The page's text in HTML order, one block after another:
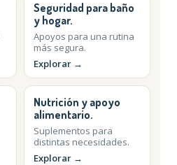
Seguridad para baño
y hogar.
Apoyos para una rutina
más segura.
Explorar →
Nutrición y apoyo
alimentario.
Suplementos para
distintas necesidades.
Explorar →